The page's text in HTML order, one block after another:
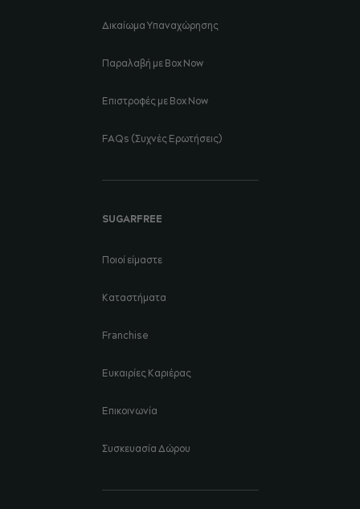
Δικαίωμα Υπαναχώρησης
Παραλαβή με Box Now
Επιστροφές με Box Now
FAQs (Συχνές Ερωτήσεις)
SUGARFREE
Ποιοί είμαστε
Καταστήματα
Franchise
Ευκαιρίες Καριέρας
Επικοινωνία
Συσκευασία Δώρου